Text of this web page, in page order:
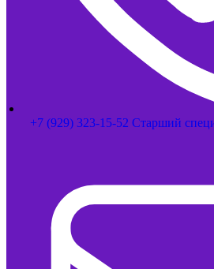
+7 (929) 323-15-52 Старший